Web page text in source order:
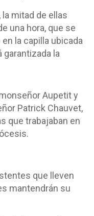
mitad de ellas
una hora, que se
la capilla ubicada
garantizada la
Aupetit y
Patrick Chauvet,
que trabajaban en
que lleven
mantendrán su